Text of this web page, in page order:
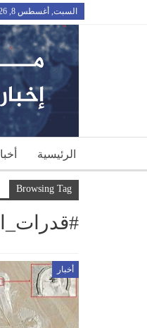
السبت, أغسطس 8, 2026
الرئيسية
Browsing Tag
أخبار